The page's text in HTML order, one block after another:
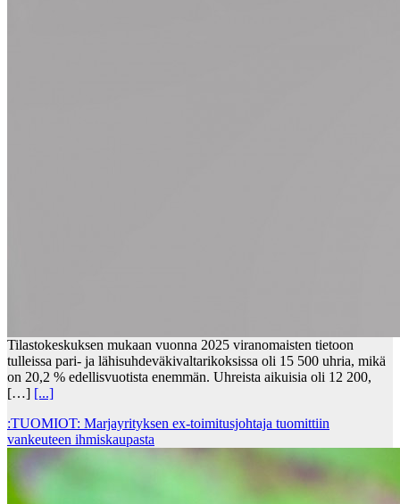
Tilastokeskuksen mukaan vuonna 2025 viranomaisten tietoon
tulleissa pari- ja lähisuhdeväkivaltarikoksissa oli 15 500 uhria, mikä
on 20,2 % edellisvuotista enemmän. Uhreista aikuisia oli 12 200,
[…] [...]
:TUOMIOT: Marjayrityksen ex-toimitusjohtaja tuomittiin
vankeuteen ihmiskaupasta